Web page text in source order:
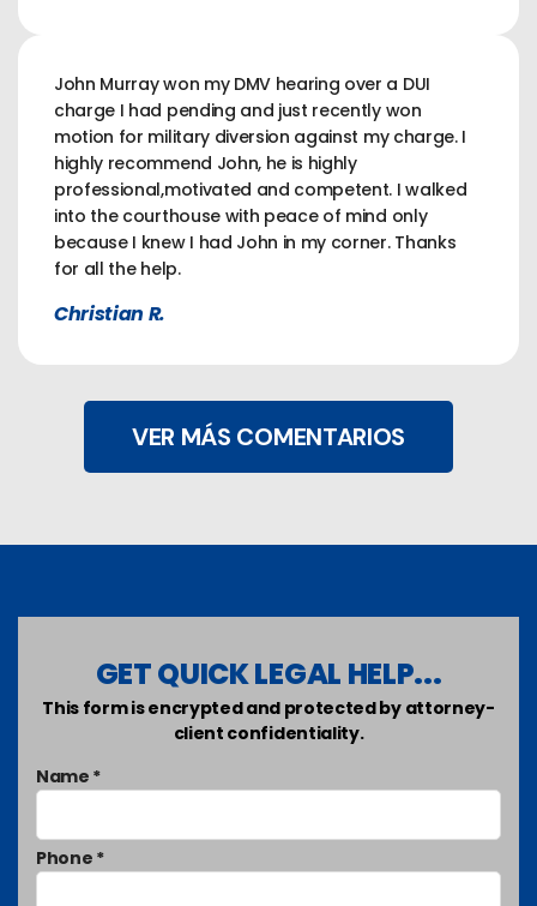
John Murray won my DMV hearing over a DUI
charge I had pending and just recently won
motion for military diversion against my charge. I
highly recommend John, he is highly
professional,motivated and competent. I walked
into the courthouse with peace of mind only
because I knew I had John in my corner. Thanks
for all the help.
Christian R.
VER MÁS COMENTARIOS
GET QUICK LEGAL HELP...
This form is encrypted and protected by attorney-
client confidentiality.
Name *
Phone *